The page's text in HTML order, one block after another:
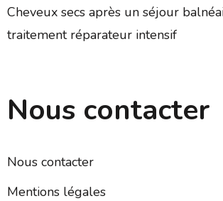
Cheveux secs après un séjour
traitement réparateur intensif
Nous contacter
Nous contacter
Mentions légales